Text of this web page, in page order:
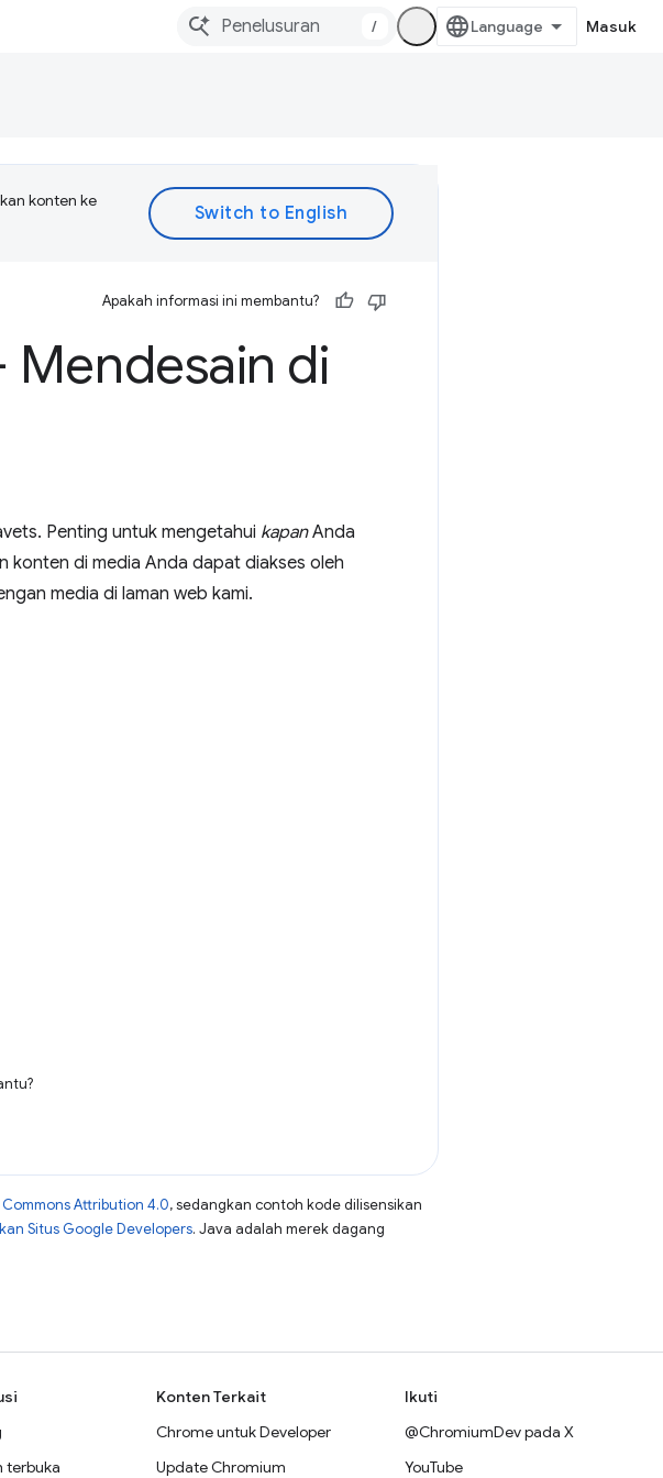
/ Masuk
konten ke
Apakah informasi ini membantu?
Mendesain di
Penting untuk mengetahui kapanAnda
konten di media Anda dapat diakses oleh
media di laman web kami.
Attribution 4.0, sedangkan contoh kode dilisensikan
Situs Google Developers. Java adalah merek dagang
terbuka
Konten Terkait
Chrome untuk Developer
Update Chromium
Ikuti
@ChromiumDev pada X
YouTube